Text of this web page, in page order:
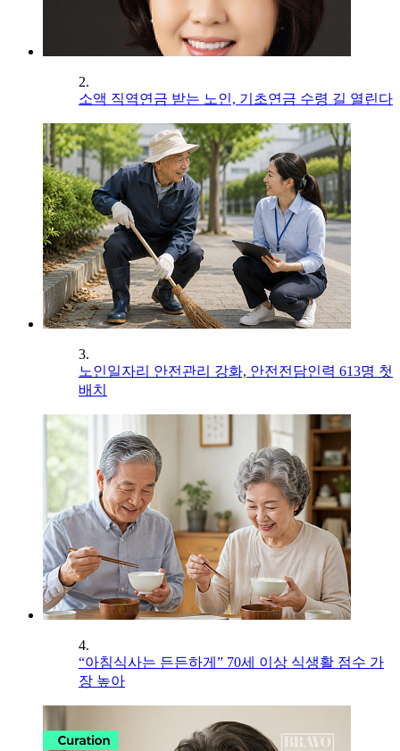
2.
소액 직역연금 받는 노인, 기초연금 수령 길 열린다
3.
노인일자리 안전관리 강화, 안전전담인력 613명 첫
배치
4.
“아침식사는 든든하게” 70세 이상 식생활 점수 가
장 높아